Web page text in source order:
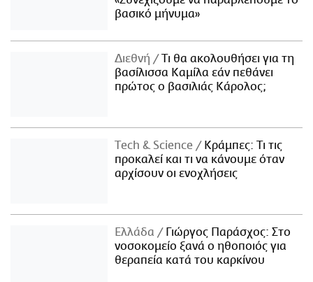
βασικό μήνυμα»
Διεθνή
Τι θα ακολουθήσει για τη
βασίλισσα Καμίλα εάν πεθάνει
πρώτος ο βασιλιάς Κάρολος;
Τech & Science
Κράμπες: Τι τις
προκαλεί και τι να κάνουμε όταν
αρχίσουν οι ενοχλήσεις
Ελλάδα
Γιώργος Παράσχος: Στο
νοσοκομείο ξανά ο ηθοποιός για
θεραπεία κατά του καρκίνου